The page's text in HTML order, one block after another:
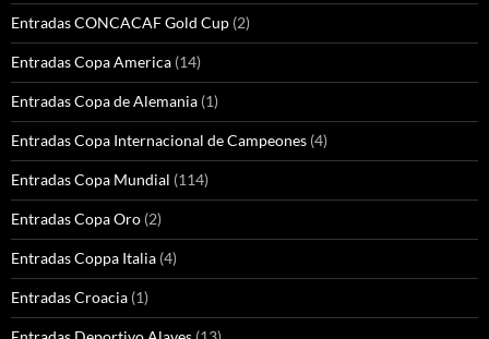
Entradas CONCACAF Gold Cup (2)
Entradas Copa America (14)
Entradas Copa de Alemania (1)
Entradas Copa Internacional de Campeones (4)
Entradas Copa Mundial (114)
Entradas Copa Oro (2)
Entradas Coppa Italia (4)
Entradas Croacia (1)